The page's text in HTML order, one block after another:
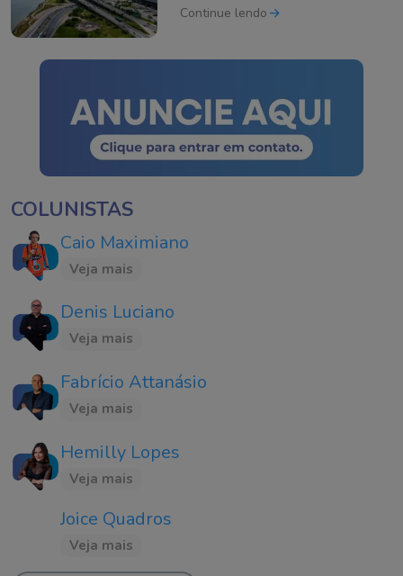
Continue lendo
COLUNISTAS
Caio Maximiano
Veja mais
Denis Luciano
Veja mais
Fabrício Attanásio
Veja mais
Hemilly Lopes
Veja mais
Joice Quadros
Veja mais